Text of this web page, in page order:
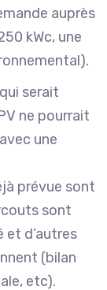
auprès
kWc, une
serait
ne pourrait
une
prévue sont
sont
et d’autres
(bilan
etc).